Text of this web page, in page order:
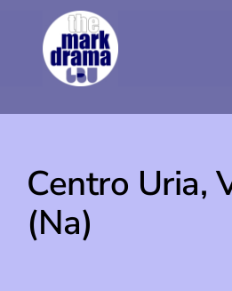
contenuto
Centro Uria,
(Na)